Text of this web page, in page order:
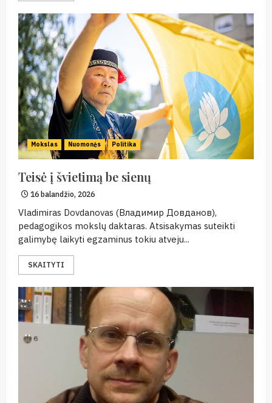
Mokslas Nuomonės Politika
Teisė į švietimą be sienų
16 balandžio, 2026
Vladimiras Dovdanovas (Владимир Довданов),
pedagogikos mokslų daktaras. Atsisakymas suteikti
galimybę laikyti egzaminus tokiu atveju...
SKAITYTI